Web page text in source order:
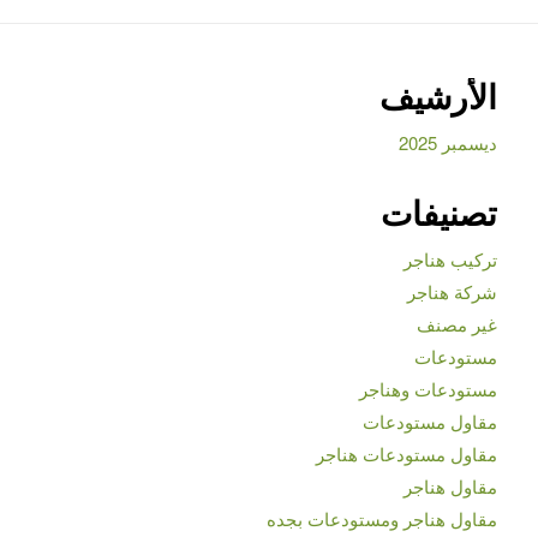
الأرشيف
ديسمبر 2025
تصنيفات
تركيب هناجر
شركة هناجر
غير مصنف
مستودعات
مستودعات وهناجر
مقاول مستودعات
مقاول مستودعات هناجر
مقاول هناجر
مقاول هناجر ومستودعات بجده